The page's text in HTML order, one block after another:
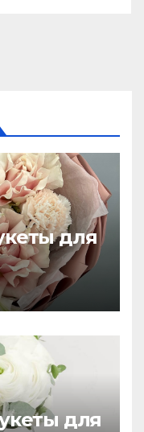
для
для